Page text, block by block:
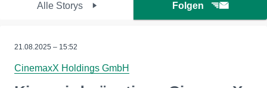
Alle Storys Folgen
21.08.2025 – 15:52
CinemaxX Holdings GmbH